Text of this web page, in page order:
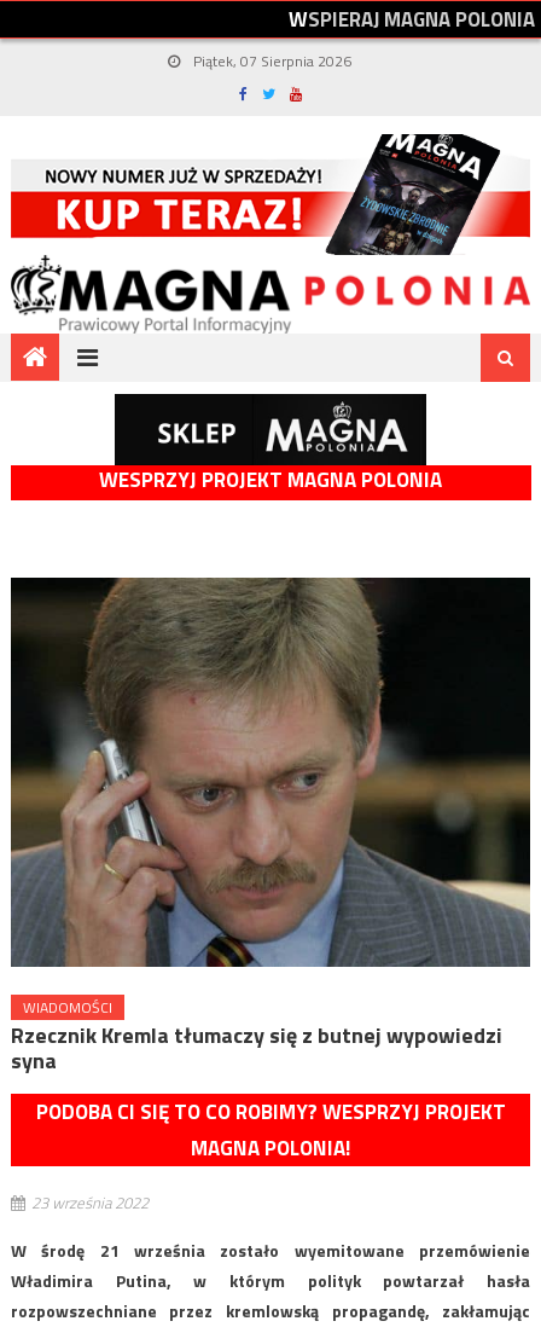
WSPIERAJMAGNAPOLONIA
Piątek, 07 Sierpnia 2026
WESPRZYJ PROJEKT MAGNA POLONIA
WIADOMOŚCI
Rzecznik Kremla tłumaczy się z butnej wypowiedzi
syna
PODOBA CI SIĘ TO CO ROBIMY? WESPRZYJ PROJEKT
MAGNA POLONIA!
23 września 2022
W środę 21 września zostało wyemitowane przemówienie
Władimira Putina, w którym polityk powtarzał hasła
rozpowszechniane przez kremlowską propagandę, zakłamując